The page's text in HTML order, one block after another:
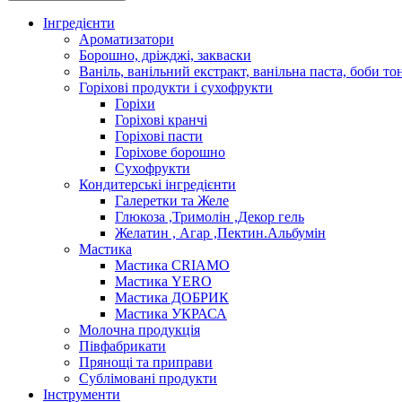
Інгредієнти
Ароматизатори
Борошно, дріжджі, закваски
Ваніль, ванільний екстракт, ванільна паста, боби
Горіхові продукти і сухофрукти
Горіхи
Горіхові кранчі
Горіхові пасти
Горіхове борошно
Сухофрукти
Кондитерські інгредієнти
Галеретки та Желе
Глюкоза ,Тримолін ,Декор гель
Желатин , Агар ,Пектин.Альбумін
Мастика
Мастика CRIAMO
Мастика YERO
Мастика ДОБРИК
Мастика УКРАСА
Молочна продукція
Півфабрикати
Прянощі та приправи
Сублімовані продукти
Інструменти